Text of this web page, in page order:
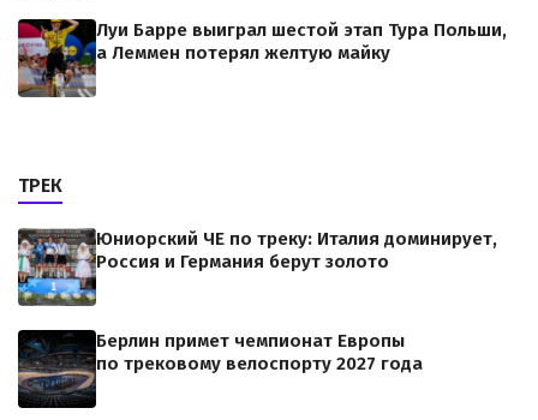
Луи Барре выиграл шестой этап Тура Польши,
а Леммен потерял желтую майку
ТРЕК
Юниорский ЧЕ по треку: Италия доминирует,
Россия и Германия берут золото
Берлин примет чемпионат Европы
по трековому велоспорту 2027 года